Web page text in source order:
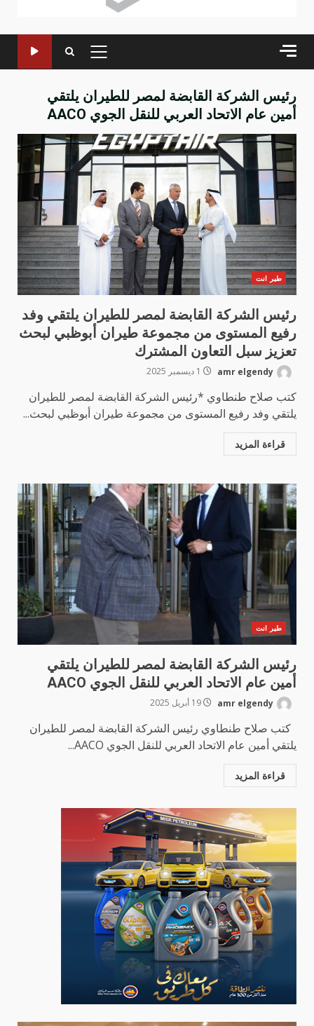
القائمة
الرئيسية
رئيس الشركة القابضة لمصر للطيران يلتقي
أمين عام الاتحاد العربي للنقل الجوي AACO
طير انت
رئيس الشركة القابضة لمصر للطيران يلتقي وفد
رفيع المستوى من مجموعة طيران أبوظبي لبحث
تعزيز سبل التعاون المشترك
كتب صلاح طنطاوي *رئيس الشركة القابضة لمصر للطيران
يلتقي وفد رفيع المستوى من مجموعة طيران أبوظبي لبحث...
قراءة المزيد
طير انت
رئيس الشركة القابضة لمصر للطيران يلتقي
أمين عام الاتحاد العربي للنقل الجوي AACO
كتب صلاح طنطاوي رئيس الشركة القابضة لمصر للطيران
يلتقي أمين عام الاتحاد العربي للنقل الجوي AACO...
قراءة المزيد